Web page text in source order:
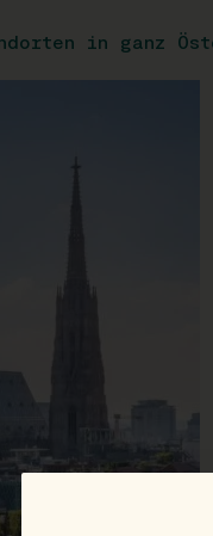
in ganz